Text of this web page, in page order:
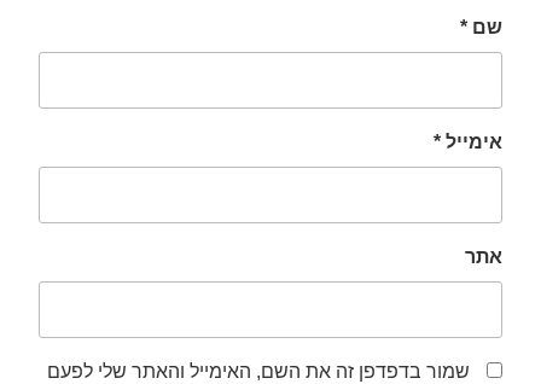
שם *
אימייל *
אתר
שמור בדפדפן זה את השם, האימייל והאתר שלי לפעם